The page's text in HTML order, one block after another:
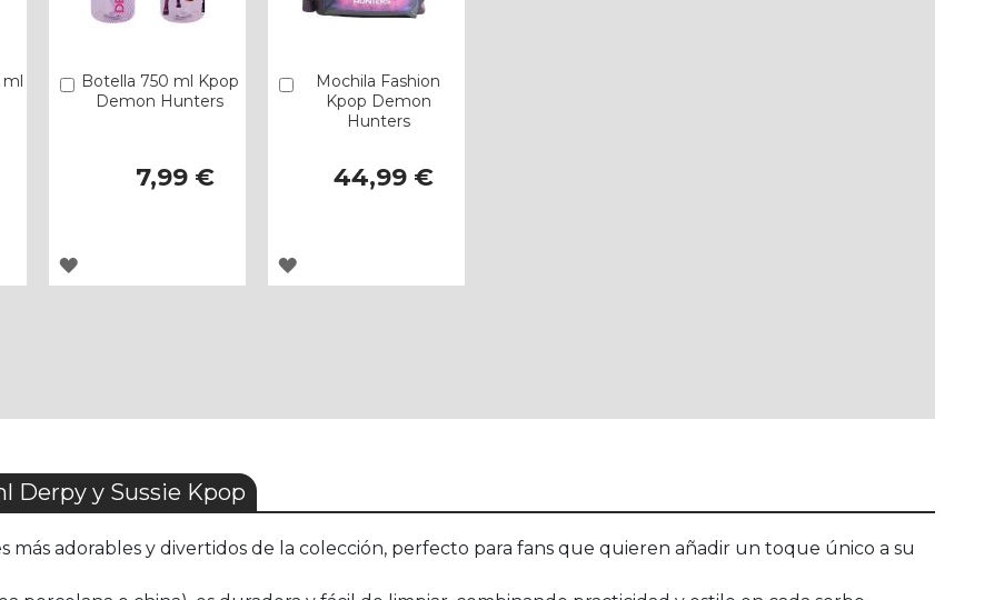
ml
Botella 750 ml Kpop
Demon Hunters
7,99 €
Añadir
AGREGAR
Mochila Fashion
Kpop Demon
Hunters
44,99 €
Añadir
AGREGAR
Derpy y Sussie Kpop
más adorables y divertidos de la colección, perfecto para fans que quieren añadir un toque único a su